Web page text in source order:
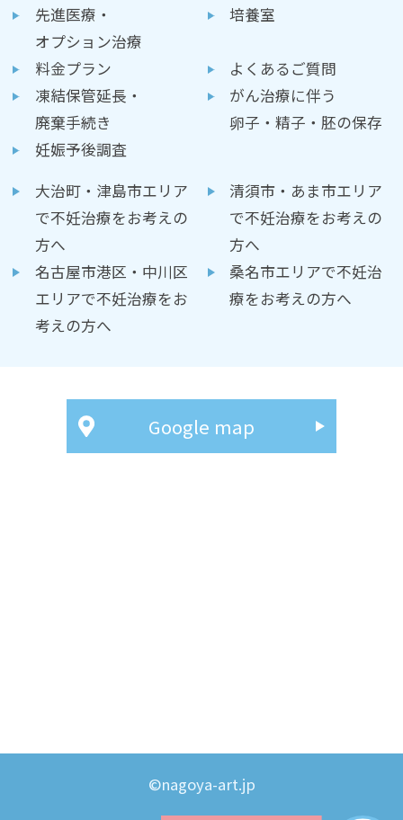
先進医療・
オプション治療
培養室
料金プラン
よくあるご質問
凍結保管延長・
廃棄手続き
がん治療に伴う
卵子・精子・胚の保存
妊娠予後調査
大治町・津島市エリア
で不妊治療をお考えの
方へ
清須市・あま市エリア
で不妊治療をお考えの
方へ
名古屋市港区・中川区
エリアで不妊治療をお
考えの方へ
桑名市エリアで不妊治
療をお考えの方へ
Google map
©nagoya-art.jp